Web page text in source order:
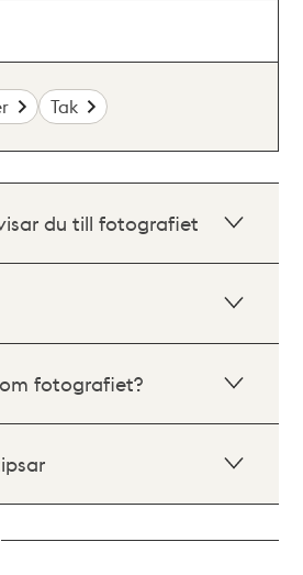
Tak
du till fotografiet
fotografiet?